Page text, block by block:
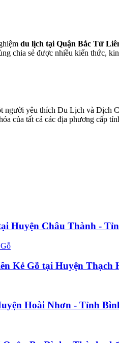
du lịch tại Quận Bắc Từ
chia sẻ được nhiều kiến thức,
yêu thích Du Lịch và Dịch
của tất cả các địa phương cấp
Huyện Châu Thành -
Kẻ Gỗ tại Huyện Thạch
Hoài Nhơn - Tỉnh